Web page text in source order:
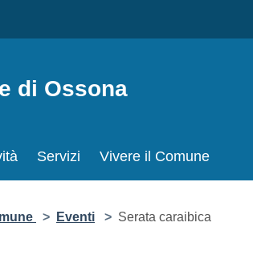
di Ossona
Servizi Vivere il Comune
> Eventi > Serata caraibica